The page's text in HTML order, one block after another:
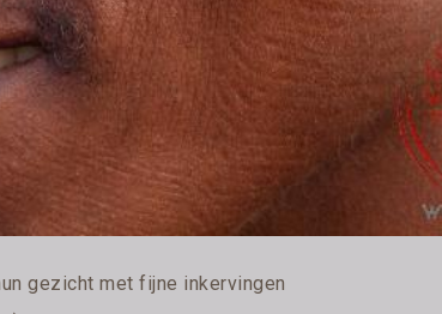
gezicht met fijne inkervingen